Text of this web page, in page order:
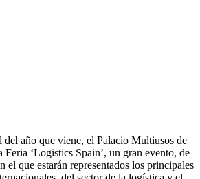
año que viene, el Palacio Multiusos de
Feria ‘Logistics Spain’, un gran evento, de
el que estarán representados los principales